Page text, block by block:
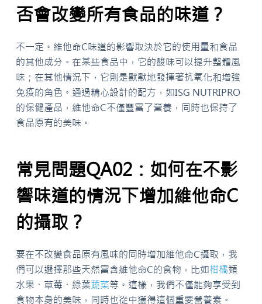
否會改變所有食品的味道？
不一定。維他命C味道的影響取決於它的使用量和食品
的其他成分。在某些食品中，它的酸味可以提升整體風
味；在其他情況下，它則是默默地發揮著抗氧化和增強
免疫的角色。通過精心設計的配方，如ISG NUTRIPRO
的保健產品，維他命C不僅豐富了營養，同時也保持了
食品原有的美味。
常見問題QA02：如何在不影
響味道的情況下增加維他命C
的攝取？
要在不改變食品原有風味的同時增加維他命C攝取，我
們可以選擇那些天然富含維他命C的食物，比如柑橘類
水果、草莓、綠葉蔬菜等。這樣，我們不僅能夠享受到
食物本身的美味，同時也從中獲得這個重要營養素。